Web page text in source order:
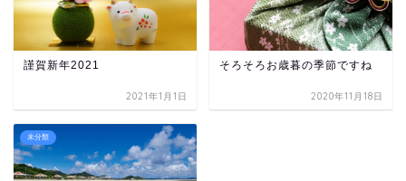
謹賀新年2021
2021年1月1日
そろそろお歳暮の季節ですね
2020年11月18日
未分類